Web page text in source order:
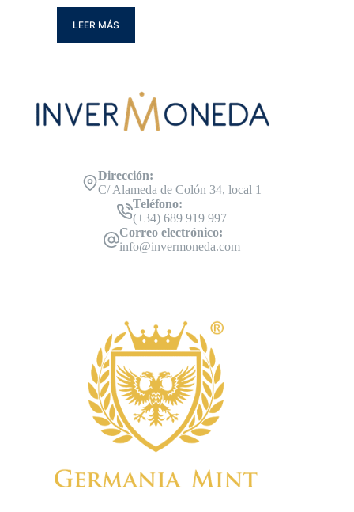
LEER MÁS
Dirección:
C/ Alameda de Colón 34, local 1
Teléfono:
(+34) 689 919 997
Correo electrónico:
info@invermoneda.com